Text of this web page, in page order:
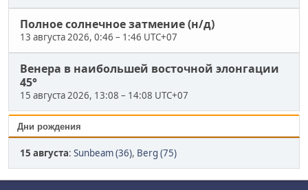
Полное солнечное затмение (н/д)
13 августа 2026, 0:46 – 1:46 UTC+07
Венера в наибольшей восточной элонгации
45°
15 августа 2026, 13:08 – 14:08 UTC+07
Дни рождения
15 августа: Sunbeam (36), Berg (75)